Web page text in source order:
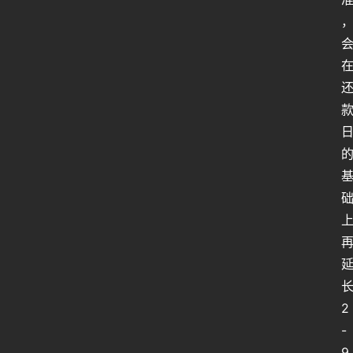
，
会
在
还
款
日
的
基
础
上
再
延
长
2
-